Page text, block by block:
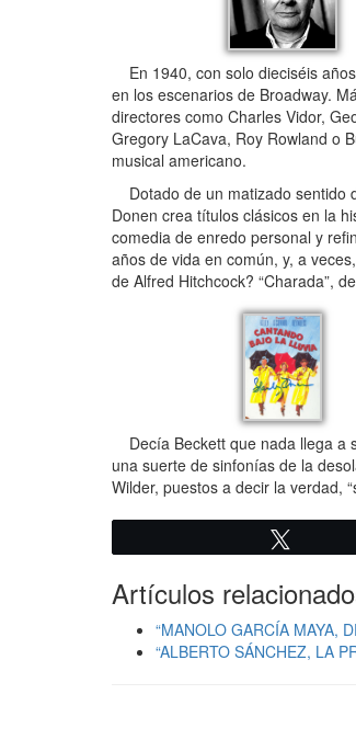
En 1940, con solo dieciséis
en los escenarios de Broadway.
directores como Charles Vidor,
Gregory LaCava, Roy Rowland o
musical americano.
Dotado de un matizado sentido
Donen crea títulos clásicos en la
comedia de enredo personal y
años de vida en común, y, a
de Alfred Hitchcock? “Charada”,
Decía Beckett que nada llega a
una suerte de sinfonías de la
Wilder, puestos a decir la verdad,
Artículos
“MANOLO GARCÍA MAYA,
“ALBERTO SÁNCHEZ, LA